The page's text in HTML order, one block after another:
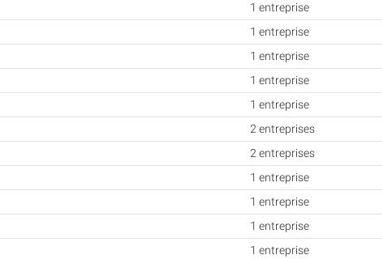
1 entreprise
1 entreprise
1 entreprise
1 entreprise
1 entreprise
2 entreprises
2 entreprises
1 entreprise
1 entreprise
1 entreprise
1 entreprise